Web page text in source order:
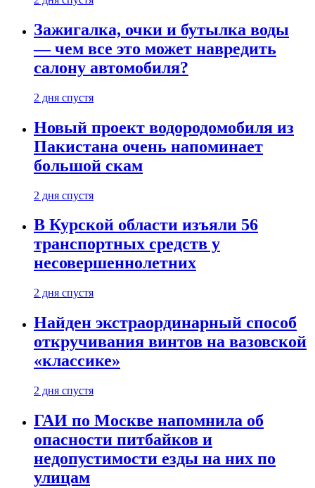
Зажигалка, очки и бутылка воды
— чем все это может навредить
салону автомобиля?
2 дня спустя
Новый проект водородомобиля из
Пакистана очень напоминает
большой скам
2 дня спустя
В Курской области изъяли 56
транспортных средств у
несовершеннолетних
2 дня спустя
Найден экстраординарный способ
откручивания винтов на вазовской
«классике»
2 дня спустя
ГАИ по Москве напомнила об
опасности питбайков и
недопустимости езды на них по
улицам